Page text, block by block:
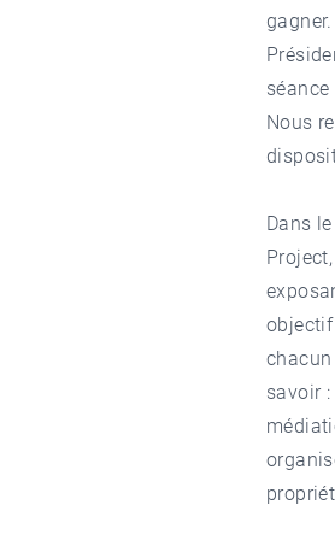
Nous
Dans
objectif
savoir